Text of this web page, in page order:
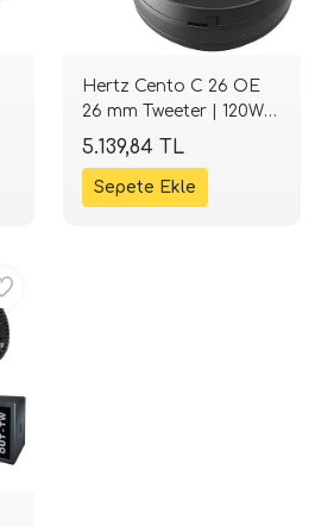
Hertz Cento C 26 OE
26 mm Tweeter | 120W
Peak 4 Ohm | SPLHIFI
5.139,84 TL